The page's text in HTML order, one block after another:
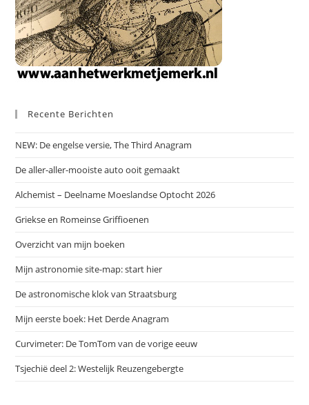
Recente Berichten
NEW: De engelse versie, The Third Anagram
De aller-aller-mooiste auto ooit gemaakt
Alchemist – Deelname Moeslandse Optocht 2026
Griekse en Romeinse Griffioenen
Overzicht van mijn boeken
Mijn astronomie site-map: start hier
De astronomische klok van Straatsburg
Mijn eerste boek: Het Derde Anagram
Curvimeter: De TomTom van de vorige eeuw
Tsjechië deel 2: Westelijk Reuzengebergte